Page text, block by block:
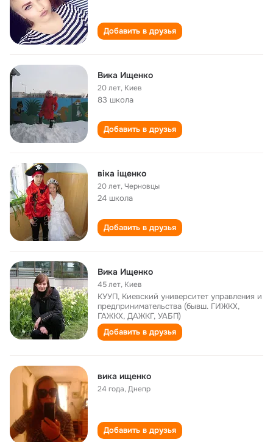
Добавить в друзья
Вика Ищенко
20 лет, Киев
83 школа
Добавить в друзья
віка іщенко
20 лет,Черновцы
24 школа
Добавить в друзья
Вика Ищенко
45 лет, Киев
КУУП, Киевский университет управления и
предпринимательства (бывш. ГИЖКХ,
ГАЖКХ, ДАЖКГ, УАБП)
Добавить в друзья
вика ищенко
24 года,Днепр
Добавить в друзья